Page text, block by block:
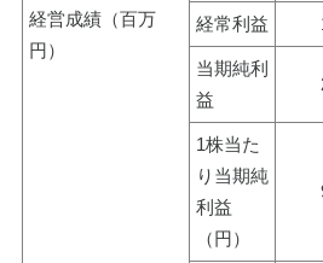
経営成績（百万
円）
経常利益
当期純利
益
1株当た
り当期純
利益
（円）